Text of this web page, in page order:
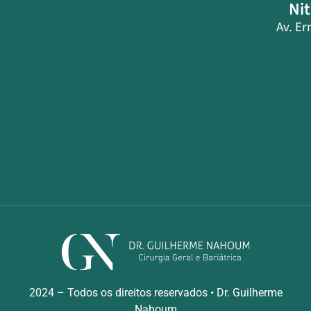
Av.
2024 – Todos os direitos reservados • Dr. Guilherme